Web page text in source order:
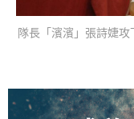
隊長「濱濱」張詩婕